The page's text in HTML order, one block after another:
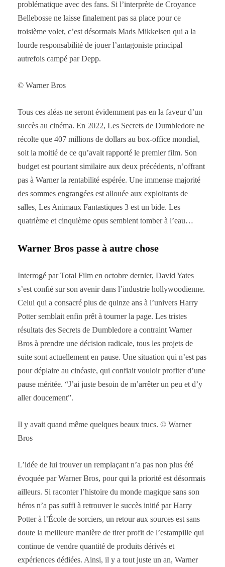
problématique avec des fans. Si l’interprète de Croyance
Bellebosse ne laisse finalement pas sa place pour ce
troisième volet, c’est désormais Mads Mikkelsen qui a la
lourde responsabilité de jouer l’antagoniste principal
autrefois campé par Depp.
© Warner Bros
Tous ces aléas ne seront évidemment pas en la faveur d’un
succès au cinéma. En 2022, Les Secrets de Dumbledore ne
récolte que 407 millions de dollars au box-office mondial,
soit la moitié de ce qu’avait rapporté le premier film. Son
budget est pourtant similaire aux deux précédents, n’offrant
pas à Warner la rentabilité espérée. Une immense majorité
des sommes engrangées est allouée aux exploitants de
salles, Les Animaux Fantastiques 3 est un bide. Les
quatrième et cinquième opus semblent tomber à l’eau…
Warner Bros passe à autre chose
Interrogé par Total Film en octobre dernier, David Yates
s’est confié sur son avenir dans l’industrie hollywoodienne.
Celui qui a consacré plus de quinze ans à l’univers Harry
Potter semblait enfin prêt à tourner la page. Les tristes
résultats des Secrets de Dumbledore a contraint Warner
Bros à prendre une décision radicale, tous les projets de
suite sont actuellement en pause. Une situation qui n’est pas
pour déplaire au cinéaste, qui confiait vouloir profiter d’une
pause méritée. “J’ai juste besoin de m’arrêter un peu et d’y
aller doucement”.
Il y avait quand même quelques beaux trucs. © Warner
Bros
L’idée de lui trouver un remplaçant n’a pas non plus été
évoquée par Warner Bros, pour qui la priorité est désormais
ailleurs. Si raconter l’histoire du monde magique sans son
héros n’a pas suffi à retrouver le succès initié par Harry
Potter à l’École de sorciers, un retour aux sources est sans
doute la meilleure manière de tirer profit de l’estampille qui
continue de vendre quantité de produits dérivés et
expériences dédiées. Ainsi, il y a tout juste un an, Warner